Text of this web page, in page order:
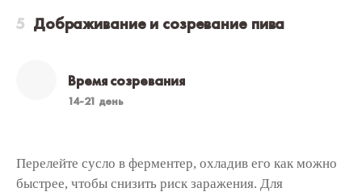
Дображивание и созревание пива
Время созревания
14-21 день
Перелейте сусло в ферментер, охладив его как можно
быстрее, чтобы снизить риск заражения. Для